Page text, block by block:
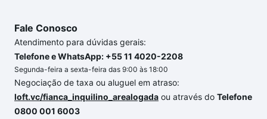
Fale Conosco
Atendimento para dúvidas gerais:
Telefone e WhatsApp: +55 11 4020-2208
Segunda-feira a sexta-feira das 9:00 às 18:00
Negociação de taxa ou aluguel em atraso:
loft.vc/fianca_inquilino_arealogada ou através do Telefone
0800 001 6003